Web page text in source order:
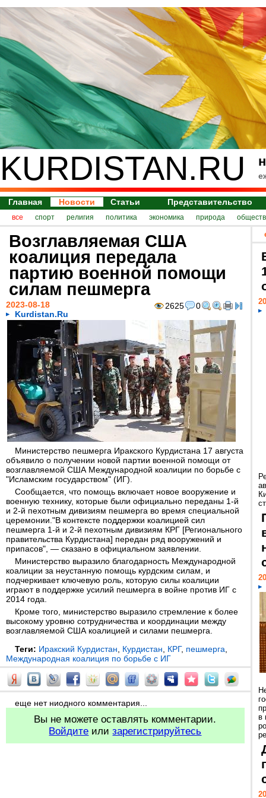
KURDISTAN.RU
Главная Новости Статьи Представительство
все спорт религия политика экономика природа
Возглавляемая США
коалиция передала
партию военной помощи
силам пешмерга
2625 0
2023-08-18
Kurdistan.Ru
Министерство пешмерга Иракского Курдистана 17 августа
объявило о получении новой партии военной помощи от
возглавляемой США Международной коалиции по борьбе с
"Исламским государством" (ИГ).
Сообщается, что помощь включает новое вооружение и
военную технику, которые были официально переданы 1-й
и 2-й пехотным дивизиям пешмерга во время специальной
церемонии."В контексте поддержки коалицией сил
пешмерга 1-й и 2-й пехотным дивизиям КРГ [Регионального
правительства Курдистана] передан ряд вооружений и
припасов", — сказано в официальном заявлении.
Министерство выразило благодарность Международной
коалиции за неустанную помощь курдским силам, и
подчеркивает ключевую роль, которую силы коалиции
играют в поддержке усилий пешмерга в войне против ИГ с
2014 года.
Кроме того, министерство выразило стремление к более
высокому уровню сотрудничества и координации между
возглавляемой США коалицией и силами пешмерга.
Теги: Иракский Курдистан Курдистан КРГ, пешмерга
Международная коалиция по борьбе с ИГ
еще нет ниодного комментария...
Вы не можете оставлять комментарии.
Войдите илизарегистрируйтесь
в